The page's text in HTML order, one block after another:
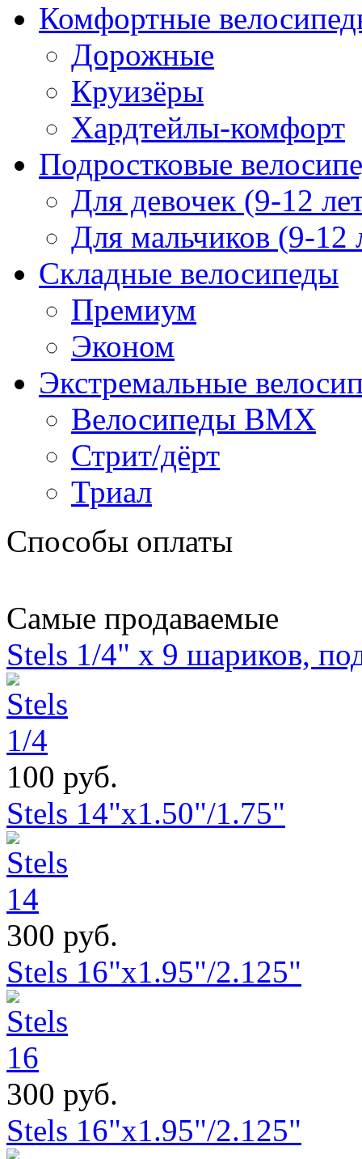
Комфортные
Дорожные
Круизёры
Хардтейлы-комфорт
Подростковые
Для девочек (9-12
Для мальчиков (9-12
Складные велосипеды
Премиум
Эконом
Экстремальные
Велосипеды BMX
Стрит/дёрт
Триал
Способы оплаты
Самые продаваемые
Stels 1/4" х 9 шариков,
100 руб.
Stels 14"x1.50"/1.75"
300 руб.
Stels 16"x1.95"/2.125"
300 руб.
Stels 16"x1.95"/2.125"